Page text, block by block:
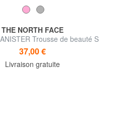
THE NORTH FACE
Trousse de beauté S
37,00 €
Livraison gratuite